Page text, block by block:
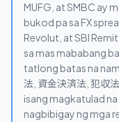
MUFG, at SMBC ay
bukod pa sa FX
Revolut, at SBI
sa mas mababang
tatlong batas na
法, 資金決済法, 犯収
isang magkatulad
nagbibigay ng mga